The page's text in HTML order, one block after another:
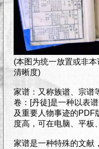
(本图为统一放置或非
清晰度)
家谱：又称族谱、宗谱
卷：[丹徒]是一种以表
及重要人物事迹的PDF
度高，可在电脑、平板
家谱是一种特殊的文献